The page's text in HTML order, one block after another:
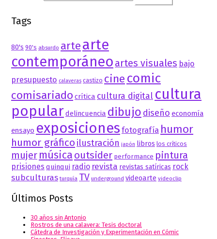
Tags
80's 90's absurdo artearte
contemporáneo artes visuales bajo
presupuesto calaveras castizo cine comic
comisariado crítica cultura digital cultura
populardelincuencia dibujo diseño economía
ensayo exposiciones fotografía humor
humor gráfico ilustración japón libros los críticos
mujer música outsider performance pintura
prisiones quinqui radio revista revistas satíricas rock
subculturas turquía TV underground videoarte videoclip
Últimos Posts
30 años sin Antonio
Rostros de una calavera: Tesis doctoral
Cátedra de Investigación y Experimentación en Cómic